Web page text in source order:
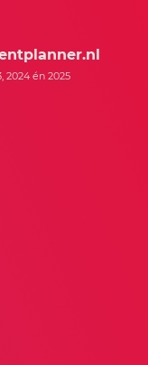
2024 én 2025